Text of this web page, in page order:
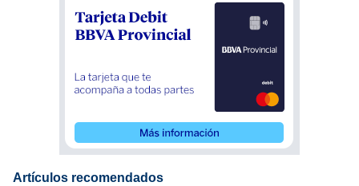
Artículos recomendados